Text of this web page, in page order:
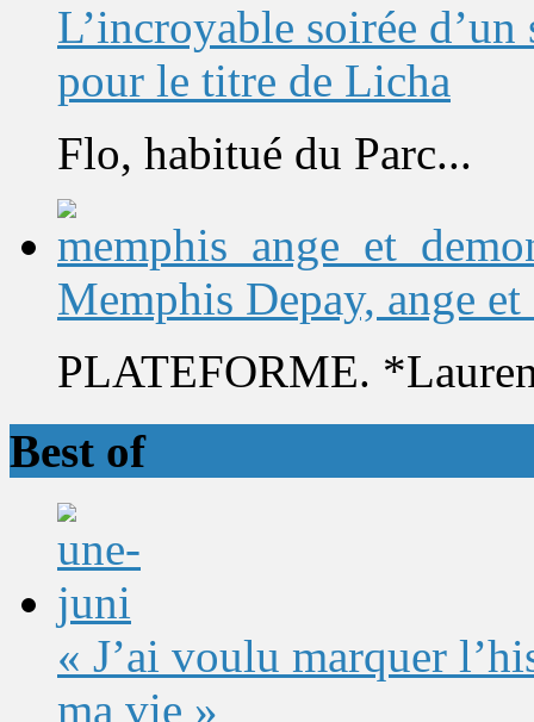
L’incroyable soirée
pour le titre de Licha
Flo, habitué du Parc...
Memphis Depay, ange et
PLATEFORME.
Best of
« J’ai voulu marquer
ma vie »